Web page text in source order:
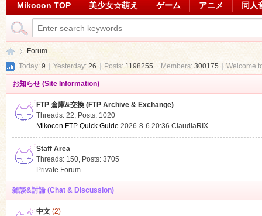
Mikocon TOP 美少女☆萌え ゲーム アニメ 同人
Forum
Today: 9 Yesterday: 26 Posts:1198255 Members: 300175 Welcome
お知らせ (Site Information)
FTP 倉庫&交換 (FTP Archive & Exchange)
Threads: 22, Posts: 1020
Mikocon FTP Quick Guide 2026-8-6 20:36 ClaudiaRIX
Staff Area
Threads: 150, Posts: 3705
Private Forum
雑談&討論 (Chat & Discussion)
中文(2)